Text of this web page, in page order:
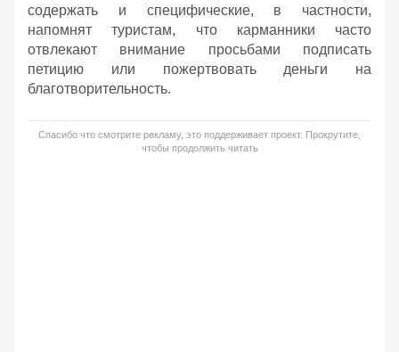
содержать и специфические, в частности,
напомнят туристам, что карманники часто
отвлекают внимание просьбами подписать
петицию или пожертвовать деньги на
благотворительность.
Спасибо что смотрите рекламу, это поддерживает проект. Прокрутите,
чтобы продолжить читать